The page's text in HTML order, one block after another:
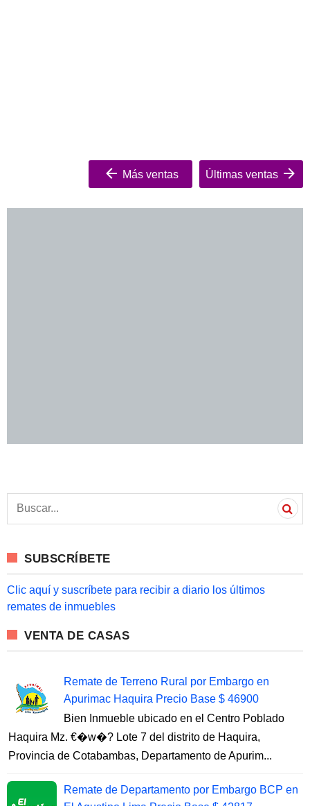
Más ventas Últimas ventas
a
h
o
:
SUBSCRÍBETE
Clic aquí y suscríbete para recibir a diario los últimos
remates de inmuebles
VENTA DE CASAS
Remate de Terreno Rural por Embargo en
Apurimac Haquira Precio Base $ 46900
Bien Inmueble ubicado en el Centro Poblado
Haquira Mz. €�w�? Lote 7 del distrito de Haquira,
Provincia de Cotabambas, Departamento de Apurim...
Remate de Departamento por Embargo BCP en